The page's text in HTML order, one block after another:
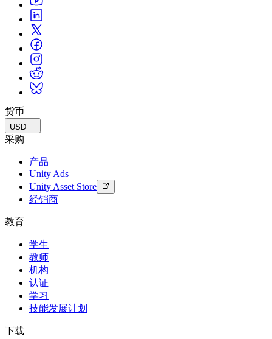
常态化运营
游戏上线后的数据洞察与常态化运营
Grow
用户获取
被发现并获取移动用户
管理跨门店和D2C渠道的IAP（应用内购买）
商业化
通过 Unity 投放广告
使用案例
移动游戏
使用 Unity 打造移动端爆款游戏
独立游戏
小团队也能做出大游戏
XR 游戏
跨平台发布 XR 游戏
多人游戏
零售
将店内体验转化为在线体验
汽车
提升创新能力和车内体验
查看所有行业
案例分析
真实成功案例
最佳实践指南
专家提示和技巧
演示
演示、示例和构建模块
所有资源
新增功能
博客
更新、信息和技术提示
新闻
新闻、故事和新闻中心
Unity奖项
庆祝全球的Unity创作者
使用指南
可操作的技巧和最佳实践
教育
对于学生
开启您的职业生涯
增强您的教学
教育资助许可证
认证
证明您的Unity精通
货币
USD
采购
产品
Unity Ads
Unity Asset Store
经销商
教育
学生
教师
机构
认证
学习
技能发展计划
下载